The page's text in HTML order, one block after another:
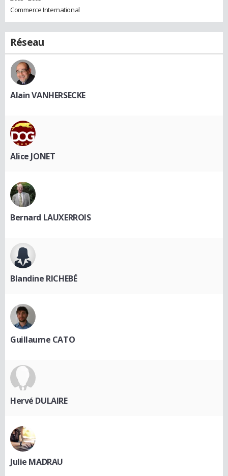
Commerce International
Réseau
Alain VANHERSECKE
Alice JONET
Bernard LAUXERROIS
Blandine RICHEBÉ
Guillaume CATO
Hervé DULAIRE
Julie MADRAU